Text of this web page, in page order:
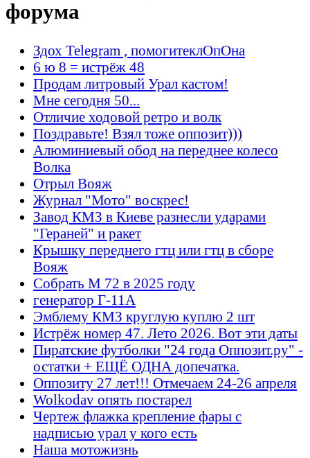
форума
Здох Telegram , помогитеклОпОна
6 ю 8 = истрёж 48
Продам литровый Урал кастом!
Мне сегодня 50...
Отличие ходовой ретро и волк
Поздравьте! Взял тоже оппозит)))
Алюминиевый обод на переднее колесо
Волка
Отрыл Вояж
Журнал "Мото" воскрес!
Завод КМЗ в Киеве разнесли ударами
"Гераней" и ракет
Крышку переднего гтц или гтц в сборе
Вояж
Собрать М 72 в 2025 году
генератор Г-11А
Эмблему КМЗ круглую куплю 2 шт
Истрёж номер 47. Лето 2026. Вот эти даты
Пиратские футболки "24 года Оппозит.ру" -
остатки + ЕЩЁ ОДНА допечатка.
Оппозиту 27 лет!!! Отмечаем 24-26 апреля
Wolkodav опять постарел
Чертеж флажка крепление фары с
надписью урал у кого есть
Наша мотожизнь